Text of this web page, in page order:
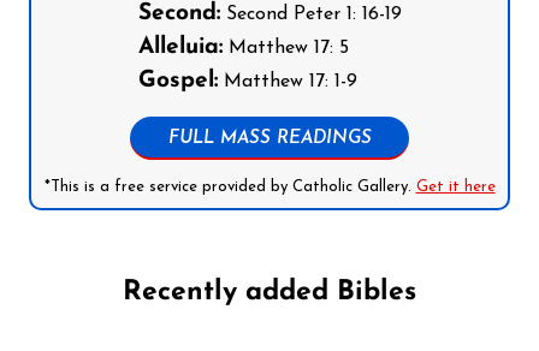
Second:Second Peter 1: 16-19
Alleluia:Matthew 17: 5
Gospel:Matthew 17: 1-9
FULL MASS READINGS
*This is a free service provided by Catholic Gallery. Get it here
Recently added Bibles